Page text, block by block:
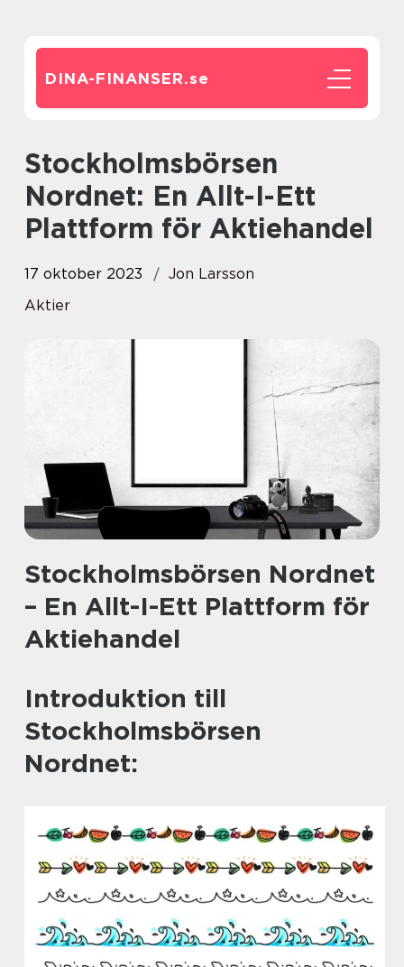
DINA-FINANSER.se
Stockholmsbörsen
Nordnet: En Allt-I-Ett
Plattform för Aktiehandel
17 oktober 2023
Jon Larsson
Aktier
Stockholmsbörsen Nordnet
– En Allt-I-Ett Plattform för
Aktiehandel
Introduktion till
Stockholmsbörsen
Nordnet: